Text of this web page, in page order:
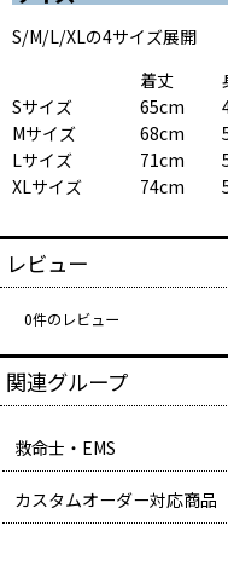
S/M/L/XLの4サイズ展開
着丈
Sサイズ
65cm
Mサイズ
68cm
Lサイズ
71cm
XLサイズ
74cm
レビュー
0件のレビュー
関連グループ
救命士・EMS
カスタムオーダー対応商品